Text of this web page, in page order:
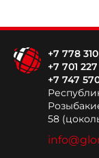
+7 778
+7 701
+7 747
58